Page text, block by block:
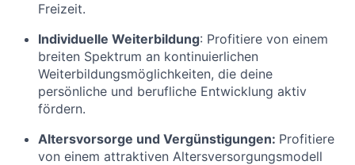
Freizeit.
Individuelle Weiterbildung: Profitiere von einem
breiten Spektrum an kontinuierlichen
Weiterbildungsmöglichkeiten, die deine
persönliche und berufliche Entwicklung aktiv
fördern.
Altersvorsorge und Vergünstigungen: Profitiere
von einem attraktiven Altersversorgungsmodell